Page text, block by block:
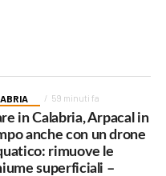
59 minuti fa
in Calabria, Arpacal in
anche con un drone
rimuove le
superficiali –